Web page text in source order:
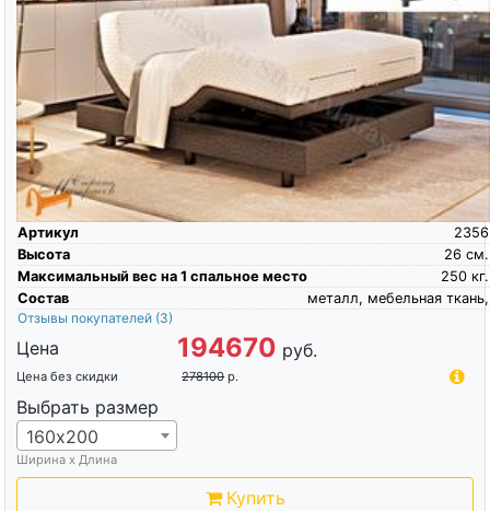
Артикул
2356
Высота
см.
26
Максимальный вес на 1 спальное место
кг.
250
Состав
металл, мебельная ткань,
Отзывы покупателей (3)
Цена 194670 руб.
Цена без скидки 278100 р.
Выбрать размер
160х200
Ширина х Длина
Купить